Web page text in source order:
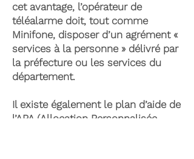
cet avantage, l’opérateur de
téléalarme doit, tout comme
Minifone, disposer d’un agrément «
services à la personne » délivré par
la préfecture ou les services du
département.
Il existe également le plan d’aide de
l’APA (Allocation Personnalisée